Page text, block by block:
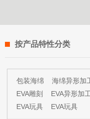
按产品特性分类
包装海绵
海绵异形加
EVA雕刻
EVA异形加
EVA玩具
EVA玩具